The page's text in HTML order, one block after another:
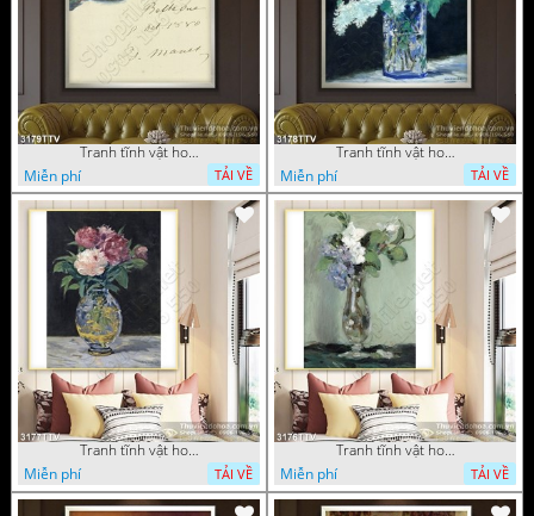
Tranh tĩnh vật hoa quả sơn dầu dán tường đẹp
Miễn phí
TẢI VỀ
Tranh tĩnh vật hoa quả sơn dầu trang trí tường đẹp
Miễn phí
TẢI VỀ
Tranh tĩnh vật hoa quả sơn dầu nghệ thuật
Miễn phí
TẢI VỀ
Tranh tĩnh vật hoa quả sơn dầu trang trí tường
Miễn phí
TẢI VỀ